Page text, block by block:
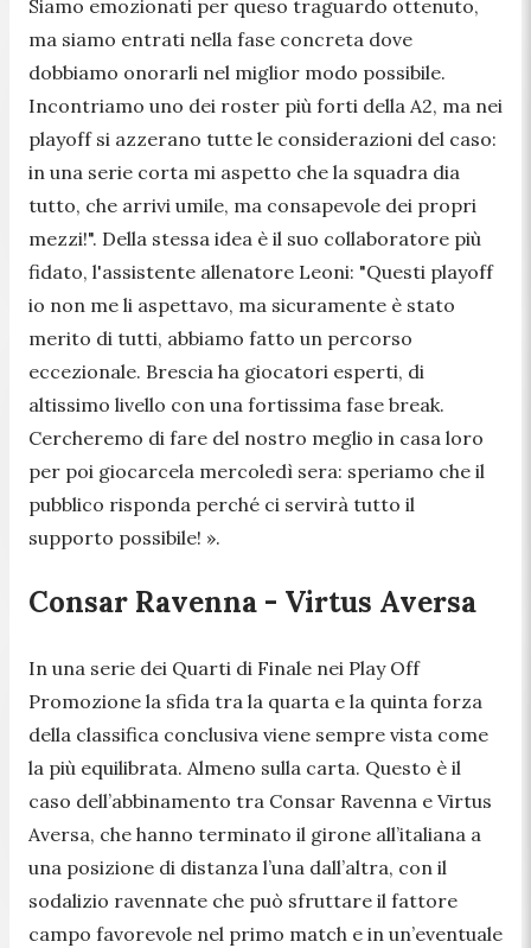
Siamo emozionati per queso traguardo ottenuto,
ma siamo entrati nella fase concreta dove
dobbiamo onorarli nel miglior modo possibile.
Incontriamo uno dei roster più forti della A2, ma nei
playoff si azzerano tutte le considerazioni del caso:
in una serie corta mi aspetto che la squadra dia
tutto, che arrivi umile, ma consapevole dei propri
mezzi!". Della stessa idea è il suo collaboratore più
fidato, l'assistente allenatore Leoni: "Questi playoff
io non me li aspettavo, ma sicuramente è stato
merito di tutti, abbiamo fatto un percorso
eccezionale. Brescia ha giocatori esperti, di
altissimo livello con una fortissima fase break.
Cercheremo di fare del nostro meglio in casa loro
per poi giocarcela mercoledì sera: speriamo che il
pubblico risponda perché ci servirà tutto il
supporto possibile! ».
Consar Ravenna - Virtus Aversa
In una serie dei Quarti di Finale nei Play Off
Promozione la sfida tra la quarta e la quinta forza
della classifica conclusiva viene sempre vista come
la più equilibrata. Almeno sulla carta. Questo è il
caso dell’abbinamento tra Consar Ravenna e Virtus
Aversa, che hanno terminato il girone all’italiana a
una posizione di distanza l’una dall’altra, con il
sodalizio ravennate che può sfruttare il fattore
campo favorevole nel primo match e in un’eventuale